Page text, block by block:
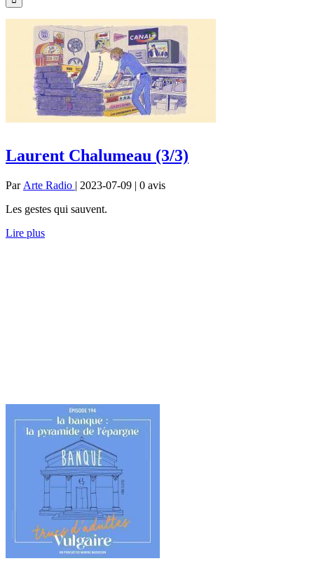
Laurent Chalumeau (3/3)
Par Arte Radio | 2023-07-09 | 0 avis
Les gestes qui sauvent.
Lire plus